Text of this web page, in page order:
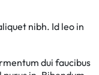
nibh. Id leo in
dui faucibus